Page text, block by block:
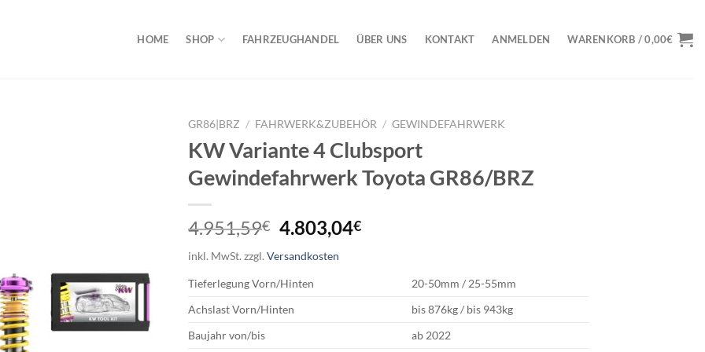
HOME SHOP FAHRZEUGHANDEL ÜBER UNS KONTAKT ANMELDEN WARENKORB /0,00€
GR86|BRZ / FAHRWERK&ZUBEHÖR / GEWINDEFAHRWERK
KW Variante 4 Clubsport
Gewindefahrwerk Toyota GR86/BRZ
4.951,59€ Ursprünglicher
war:
4.951,59€
4.803,04€Aktueller
4.803,04€.
inkl. MwSt. zzgl. Versandkosten
TieferlegungVorn/Hinten
20-50mm / 25-55mm
AchslastVorn/Hinten
bis 876kg / bis 943kg
Baujahrvon/bis ab 2022